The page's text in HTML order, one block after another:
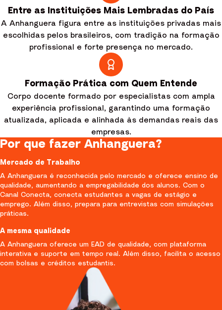
Entre as Instituições Mais Lembradas do País
A Anhanguera figura entre as instituições privadas mais
escolhidas pelos brasileiros, com tradição na formação
profissional e forte presença no mercado.
Formação Prática com Quem Entende
Corpo docente formado por especialistas com ampla
experiência profissional, garantindo uma formação
atualizada, aplicada e alinhada às demandas reais das
empresas.
Por que fazer Anhanguera?
Mercado de Trabalho
A Anhanguera é reconhecida pelo mercado e oferece ensino de
qualidade, aumentando a empregabilidade dos alunos. Com o
Canal Conecta, conecta estudantes a vagas de estágio e
emprego. Além disso, prepara para entrevistas com simulações
práticas.
A mesma qualidade
A Anhanguera oferece um EAD de qualidade, com plataforma
interativa e suporte em tempo real. Além disso, facilita o acesso
com bolsas e créditos estudantis.